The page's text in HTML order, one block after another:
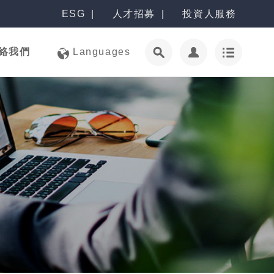
ESG 人才招募 投資人服務
我們 Languages